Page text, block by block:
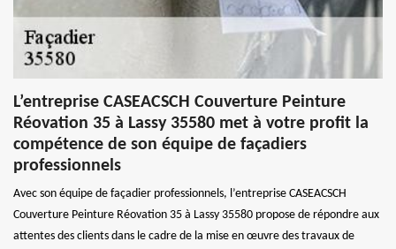
L’entreprise CASEACSCH Couverture Peinture
Réovation 35 à Lassy 35580 met à votre profit la
compétence de son équipe de façadiers
professionnels
Avec son équipe de façadier professionnels, l’entreprise CASEACSCH
Couverture Peinture Réovation 35 à Lassy 35580 propose de répondre aux
attentes des clients dans le cadre de la mise en œuvre des travaux de